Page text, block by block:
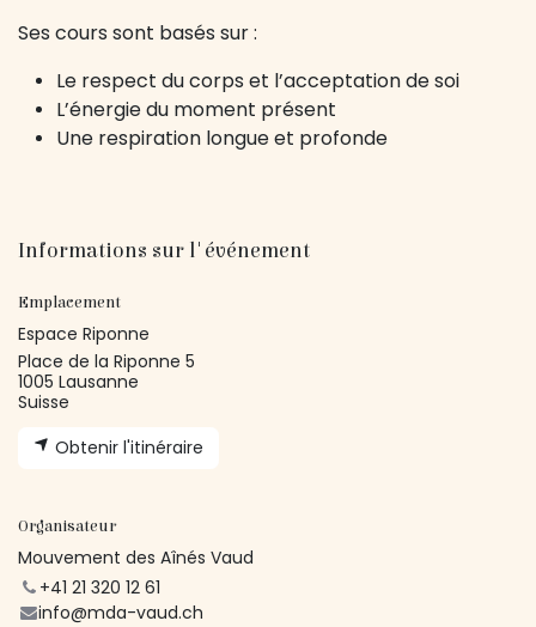
Ses cours sont basés sur :
Le respect du corps et l’acceptation de soi
L’énergie du moment présent
Une respiration longue et profonde
Informations sur l'événement
Emplacement
Espace Riponne
Place de la Riponne 5
1005 Lausanne
Suisse
Obtenir l'itinéraire
Organisateur
Mouvement des Aînés Vaud
+41 21 320 12 61
info@mda-vaud.ch